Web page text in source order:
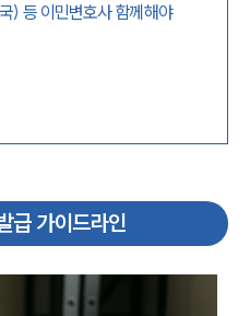
) 등 이민변호사 함께해야
가이드라인